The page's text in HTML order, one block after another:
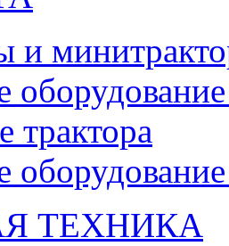
и
трактора
ТЕХНИКА